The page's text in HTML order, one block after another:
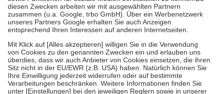
Zuzahlung zehn Prozent der Kosten sowie zehn Euro je
Verordnung.
Um das Engagement der Versicherten für ihre eigene Gesundheit zu
stärken und die besondere Stellung der Familie zu unterstützen,
fallenkeine Zuzahlungenan bei:
• Kindern und Jugendlichen bis zum vollendeten 18. Lebensjahr
mit Ausnahme der Fahrkosten
• Untersuchungen zur Vorsorge und Früherkennung, die von der
GKV getragen werden